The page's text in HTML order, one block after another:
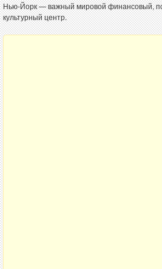
Нью-Йорк — важный мировой финансовый,
культурный центр.